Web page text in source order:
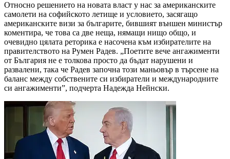
Относно решението на новата власт у нас за американските
самолети на софийското летище и условието, засягащо
американските визи за българите, бившият външен министър
коментира, че това са две неща, нямащи нищо общо, и
очевидно цялата реторика е насочена към избирателите на
правителството на Румен Радев. „Поетите вече ангажименти
от България не е толкова просто да бъдат нарушени и
развалени, така че Радев започна този маньовър в търсене на
баланс между собствените си избиратели и международните
си ангажименти”, подчерта Надежда Нейнски.